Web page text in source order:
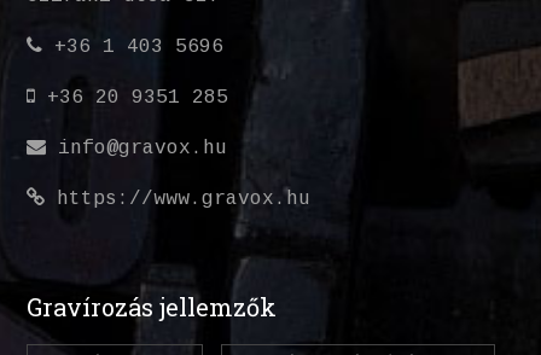
+36 1 403 5696
+36 20 9351 285
info@gravox.hu
https://www.gravox.hu
Gravírozás jellemzők